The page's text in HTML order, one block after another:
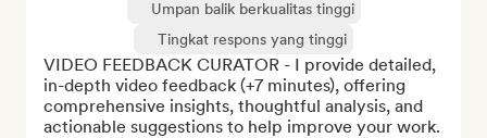
Umpan balik berkualitas tinggi
Tingkat respons yang tinggi
VIDEO FEEDBACK CURATOR - I provide detailed,
in-depth video feedback (+7 minutes), offering
comprehensive insights, thoughtful analysis, and
actionable suggestions to help improve your work.